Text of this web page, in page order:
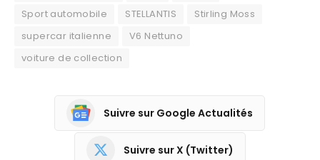
Sport automobile
STELLANTIS
Stirling Moss
supercar italienne
V6 Nettuno
voiture de collection
Suivre sur Google Actualités
Suivre sur X (Twitter)